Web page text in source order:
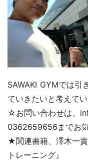
SAWAKI GYMでは引
ていきたいと考えてい
☆お問い合わせは、
0362659656までお気
★関連書籍、澤木一
トレーニング』